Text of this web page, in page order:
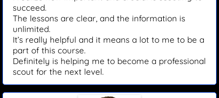
succeed.
The lessons are clear, and the information is
unlimited.
It’s really helpful and it means a lot to me to be a
part of this course.
Definitely is helping me to become a professional
scout for the next level.